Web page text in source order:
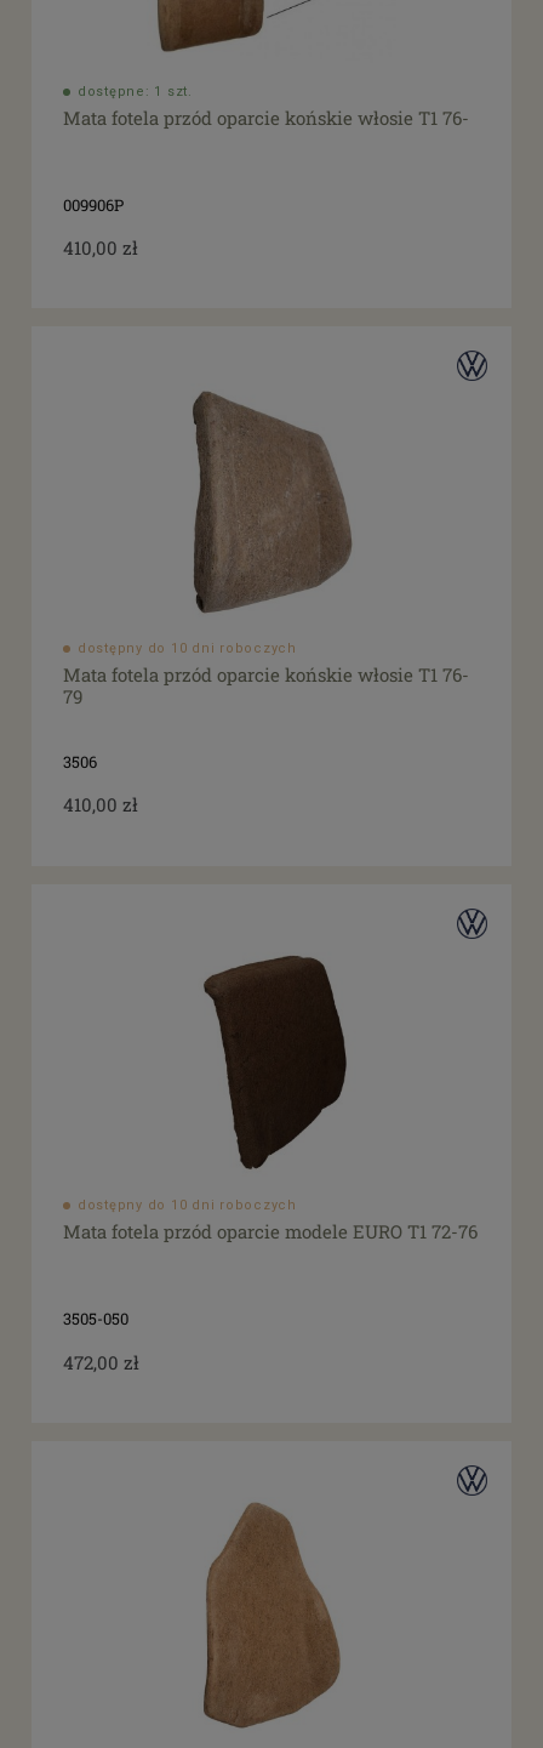
dostępne: 1 szt.
Mata fotela przód oparcie końskie włosie T1 76-
009906P
410,00 zł
dostępny do 10 dni roboczych
Mata fotela przód oparcie końskie włosie T1 76-
79
3506
410,00 zł
dostępny do 10 dni roboczych
Mata fotela przód oparcie modele EURO T1 72-76
3505-050
472,00 zł